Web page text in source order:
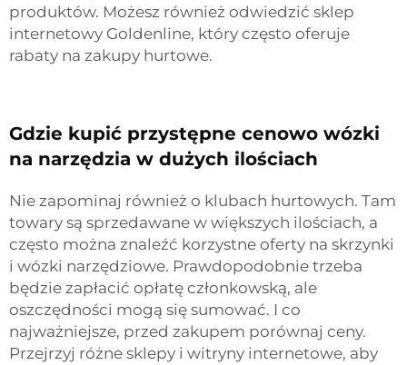
produktów. Możesz również odwiedzić sklep
internetowy Goldenline, który często oferuje
rabaty na zakupy hurtowe.
Gdzie kupić przystępne cenowo wózki
na narzędzia w dużych ilościach
Nie zapominaj również o klubach hurtowych. Tam
towary są sprzedawane w większych ilościach, a
często można znaleźć korzystne oferty na skrzynki
i wózki narzędziowe. Prawdopodobnie trzeba
będzie zapłacić opłatę członkowską, ale
oszczędności mogą się sumować. I co
najważniejsze, przed zakupem porównaj ceny.
Przejrzyj różne sklepy i witryny internetowe, aby